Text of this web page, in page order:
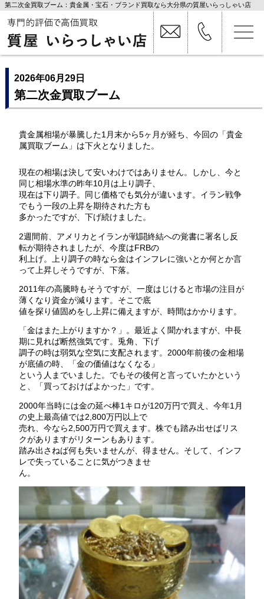
第二次金買取ブーム：貴金属・宝石・ブランド買取なら大分県の質屋いらっしゃい店
2026年06月29日
第二次金買取ブーム
貴金属相場が暴騰した1月末から5ヶ月が経ち、今回の「貴金
属買取ブーム」は下火となりました。
現在の相場は決して安いわけではありません。しかし、今と
同じ相場水準の昨年10月は上り調子、
現在は下り調子。同じ価格でも気分が違います。イラン戦争
でもう一段の上昇を期待された方も
多かったですが、下げ続けました。
2週間前、アメリカとイランが戦闘終結への覚書に署名し反
転が期待されましたが、今度はFRBの
利上げ。上り調子の時なら金はインフレに強いとか何とか言
って上昇しそうですが、下落。
2011年の高騰時もそうですが、一度はじけると市場の注目が
薄くなり資金が減ります。そこで底
値を探り値固めをし上昇に備えますが、時間はかかります。
「金はまた上がりますか？」。最近よく聞かれますが、中長
期に見れば断然強気です。兎角、下げ
調子の時は弱気な空気に支配されます。2000年前後の金相場
が底値の時、「金の価値はなくなる」
という人までいました。でもその後何と言っていたかという
と、「買っておけばよかった」です。
2000年当時には金の延べ棒1キロが120万円で買え、今年1月
の史上最高値では2,800万円以上で
売れ、今なら2,500万円で買えます。株でも踏み出せばリス
クがありますがリターンもあります。
踏み出さねば何も失いませんが、得ません。そして、インフ
レで失っていることに気がつきませ
ん。